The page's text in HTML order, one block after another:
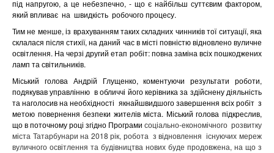
під напругою, а це небезпечно, - що є найбільш суттєвим фактором,
який впливає на швидкість робочого процесу.
Тим не менше, із врахуванням таких складних чинників тої ситуації, яка
склалася після стихії, на даний час в місті повністю відновлено вуличне
освітлення. На черзі другий етап робіт: повна заміна всіх пошкоджених
ламп та світильників.
Міський голова Андрій Глущенко, коментуючи результати роботи,
подякував управлінню в обличчі його керівника за здійснену діяльність
та наголосив на необхідності якнайшвидшого завершення всіх робіт з
метою повернення безпеки жителів міста. Міський голова підкреслив,
що в поточному році згідно Програми соціально-економічного розвитку
міста Татарбунари на 2018 рік, робота з відновлення існуючих мереж
вуличного освітлення та будівництва нових буде продовжена, на що з